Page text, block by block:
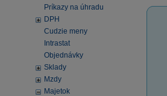
Príkazy na úhradu
DPH
Cudzie meny
Intrastat
Objednávky
Sklady
Mzdy
Majetok